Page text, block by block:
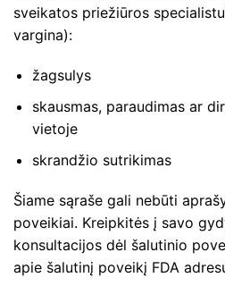
sveikatos priežiūros
vargina):
žagsulys
skausmas, paraudimas ar
vietoje
skrandžio sutrikimas
Šiame sąraše gali nebūti
poveikiai. Kreipkitės į savo
konsultacijos dėl šalutinio
apie šalutinį poveikį FDA